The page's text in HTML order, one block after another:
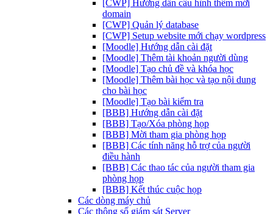
[CWP] Hướng dẫn cấu hình thêm mới
domain
[CWP] Quản lý database
[CWP] Setup website mới chạy wordpress
[Moodle] Hướng dẫn cài đặt
[Moodle] Thêm tài khoản người dùng
[Moodle] Tạo chủ đề và khóa học
[Moodle] Thêm bài học và tạo nội dung
cho bài học
[Moodle] Tạo bài kiểm tra
[BBB] Hướng dẫn cài đặt
[BBB] Tạo/Xóa phòng họp
[BBB] Mời tham gia phòng họp
[BBB] Các tính năng hỗ trợ của người
điều hành
[BBB] Các thao tác của người tham gia
phòng họp
[BBB] Kết thúc cuộc họp
Các dòng máy chủ
Các thông số giám sát Server